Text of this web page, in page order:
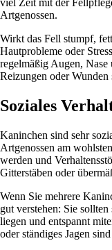
viel Zeit mit der
Artgenossen.
Wirkt das Fell stumpf,
Hautprobleme oder
regelmäßig Augen,
Reizungen oder Wunden
Soziales
Kaninchen sind sehr
Artgenossen am
werden und
Gitterstäben oder
Wenn Sie mehrere
gut verstehen: Sie
liegen und entspannt
oder ständiges Jagen